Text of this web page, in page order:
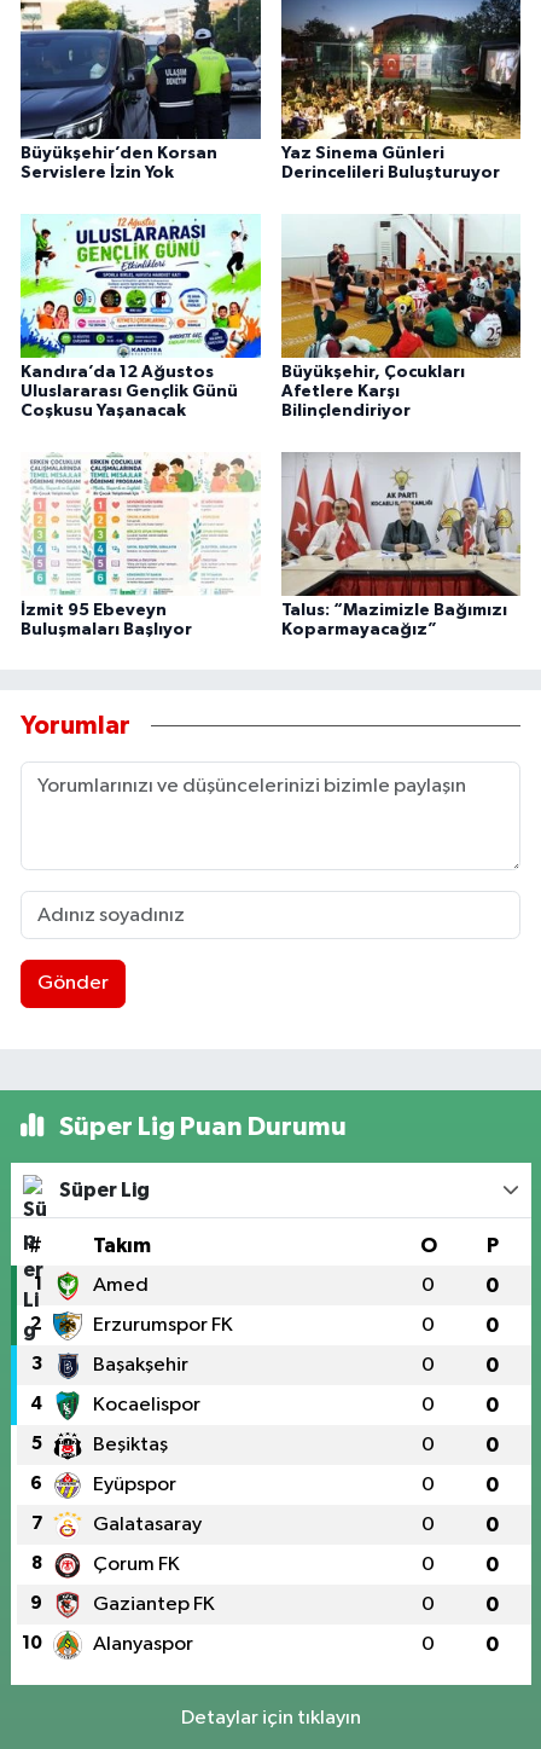
Büyükşehir’den Korsan
Servislere İzin Yok
Yaz Sinema Günleri
Derincelileri Buluşturuyor
Kandıra’da 12 Ağustos
Uluslararası Gençlik Günü
Coşkusu Yaşanacak
Büyükşehir, Çocukları
Afetlere Karşı
Bilinçlendiriyor
İzmit 95 Ebeveyn
Buluşmaları Başlıyor
Talus: “Mazimizle Bağımızı
Koparmayacağız”
Yorumlar
Gönder
Süper Lig Puan Durumu
Süper Lig
# Takım O P
1 Amed 0 0
2 Erzurumspor FK 0 0
3 Başakşehir 0 0
4 Kocaelispor 0 0
5 Beşiktaş 0 0
6 Eyüpspor 0 0
7 Galatasaray 0 0
8 Çorum FK 0 0
9 Gaziantep FK 0 0
10 Alanyaspor 0 0
Detaylar için tıklayın